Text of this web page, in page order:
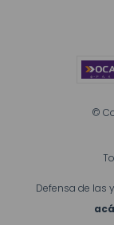
©
Defensa de las